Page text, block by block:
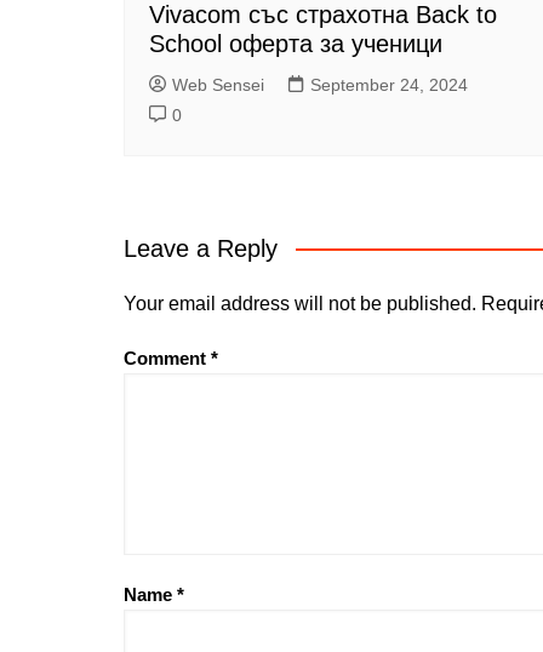
Vivacom със страхотна Back to
School оферта за ученици
Web Sensei
September 24, 2024
0
Leave a Reply
Your email address will not be published.
Comment *
Name *